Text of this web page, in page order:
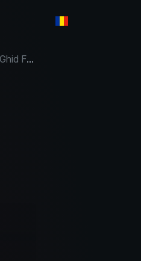
Satisfactory Ghid Faza 5 a liftului spațial: Rețete, producție și sfaturi